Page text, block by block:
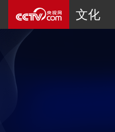
文化